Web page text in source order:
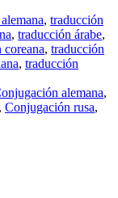
, traducción
, traducción árabe,
coreana, traducción
, traducción
alemana,
, Conjugación rusa,